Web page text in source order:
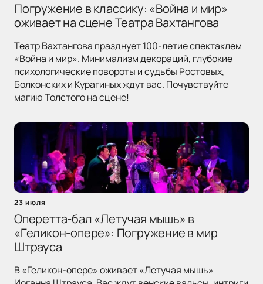
Погружение в классику: «Война и мир»
оживает на сцене Театра Вахтангова
Театр Вахтангова празднует 100-летие спектаклем
«Война и мир». Минимализм декораций, глубокие
психологические повороты и судьбы Ростовых,
Болконских и Курагиных ждут вас. Почувствуйте
магию Толстого на сцене!
23 июля
Оперетта-бал «Летучая мышь» в
«Геликон-опере»: Погружение в мир
Штрауса
В «Геликон-опере» оживает «Летучая мышь»